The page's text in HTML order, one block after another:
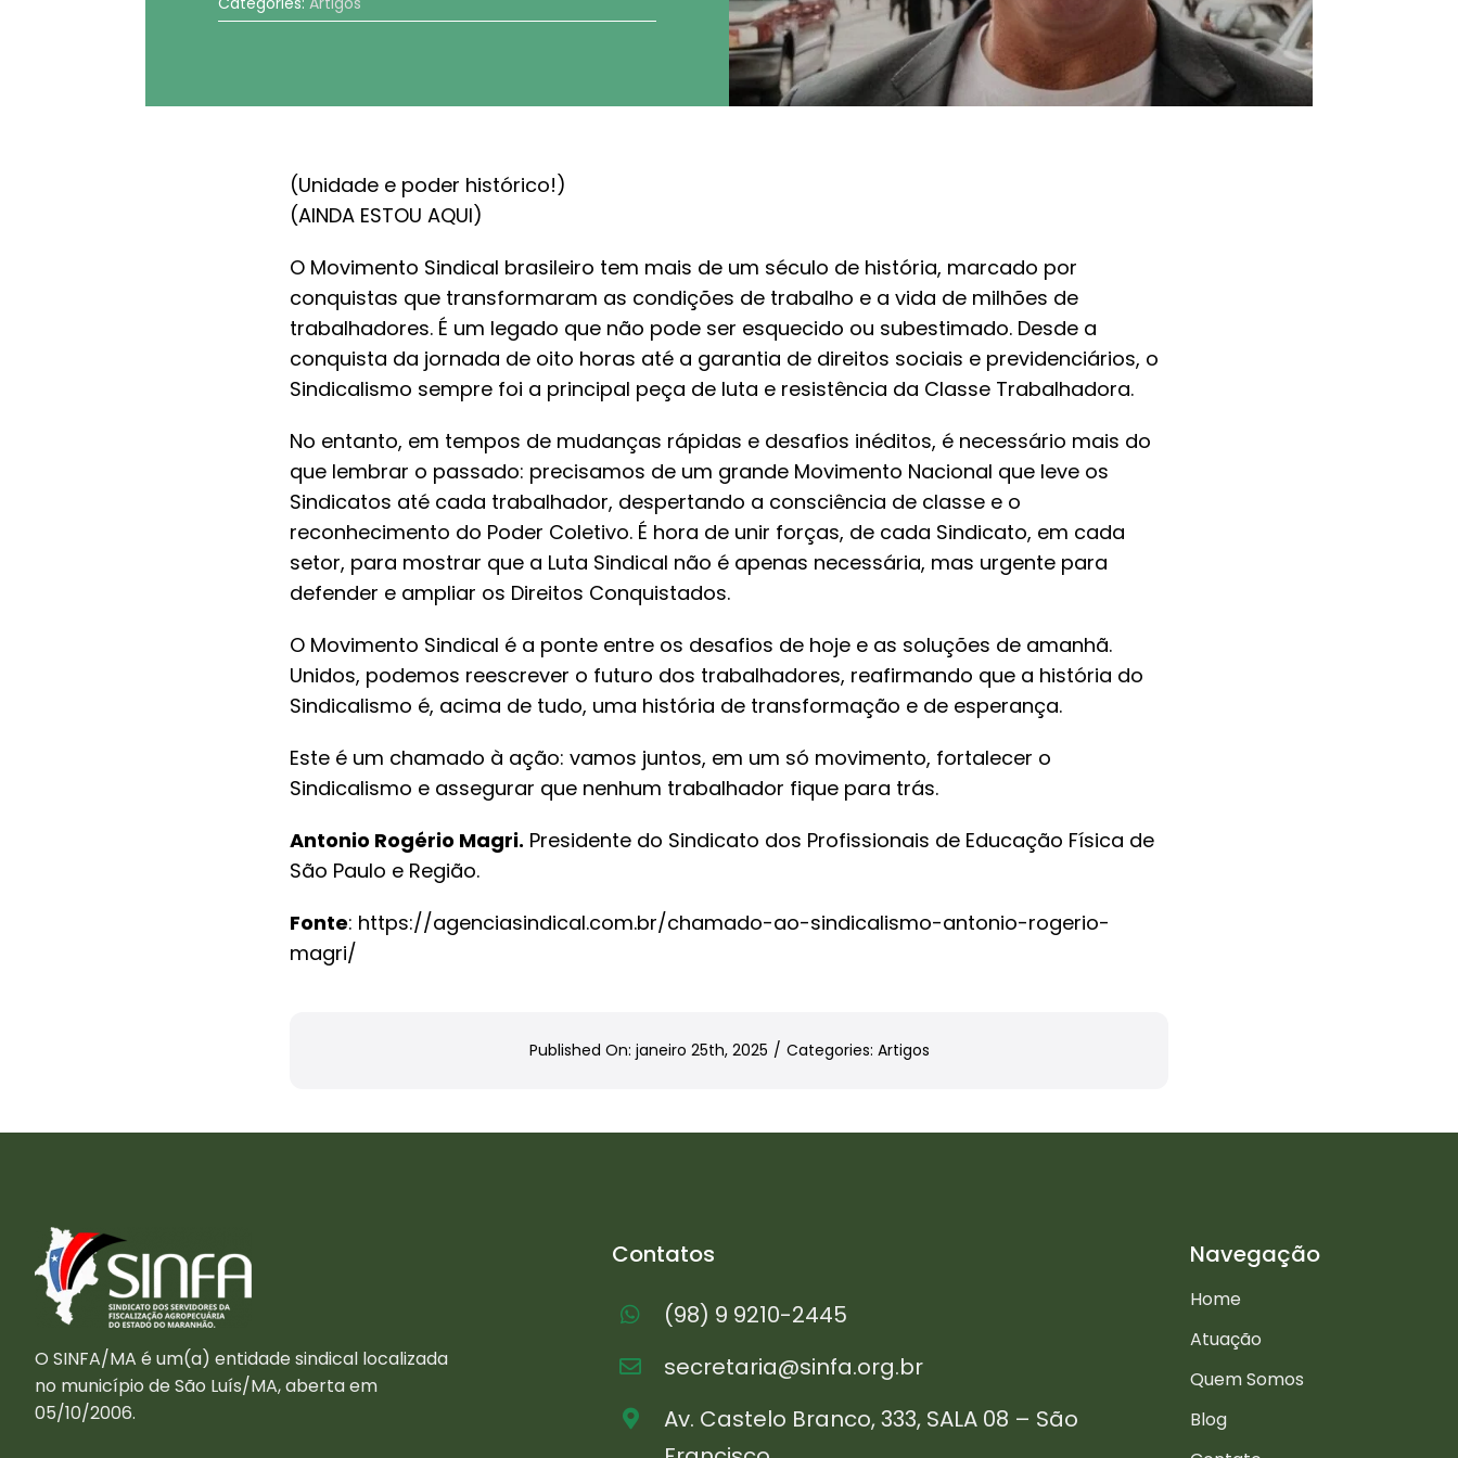
(Unidade e poder histórico!)
(AINDA ESTOU AQUI)
O Movimento Sindical brasileiro tem mais de um século de história, marcado por
conquistas que transformaram as condições de trabalho e a vida de milhões de
trabalhadores. É um legado que não pode ser esquecido ou subestimado. Desde a
conquista da jornada de oito horas até a garantia de direitos sociais e previdenciários, o
Sindicalismo sempre foi a principal peça de luta e resistência da Classe Trabalhadora.
No entanto, em tempos de mudanças rápidas e desafios inéditos, é necessário mais do
que lembrar o passado: precisamos de um grande Movimento Nacional que leve os
Sindicatos até cada trabalhador, despertando a consciência de classe e o
reconhecimento do Poder Coletivo. É hora de unir forças, de cada Sindicato, em cada
setor, para mostrar que a Luta Sindical não é apenas necessária, mas urgente para
defender e ampliar os Direitos Conquistados.
O Movimento Sindical é a ponte entre os desafios de hoje e as soluções de amanhã.
Unidos, podemos reescrever o futuro dos trabalhadores, reafirmando que a história do
Sindicalismo é, acima de tudo, uma história de transformação e de esperança.
Este é um chamado à ação: vamos juntos, em um só movimento, fortalecer o
Sindicalismo e assegurar que nenhum trabalhador fique para trás.
Antonio Rogério Magri. Presidente do Sindicato dos Profissionais de Educação Física de
São Paulo e Região.
Fonte: https://agenciasindical.com.br/chamado-ao-sindicalismo-antonio-rogerio-
magri/
Published On: janeiro 25th, 2025 / Categories: Artigos
O SINFA/MA é um(a) entidade sindical localizada
no município de São Luís/MA, aberta em
05/10/2006.
Contatos
(98) 9 9210-2445
secretaria@sinfa.org.br
Av. Castelo Branco, 333, SALA 08 – São
Navegação
Home
Atuação
Quem Somos
Blog